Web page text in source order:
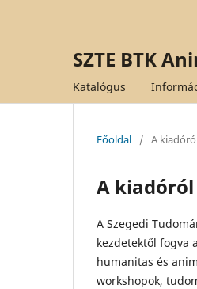
SZTE BTK
Katalógus
Főoldal / A
A kiadóról
A Szegedi
kezdetektől fogva
humanitas és
workshopok,